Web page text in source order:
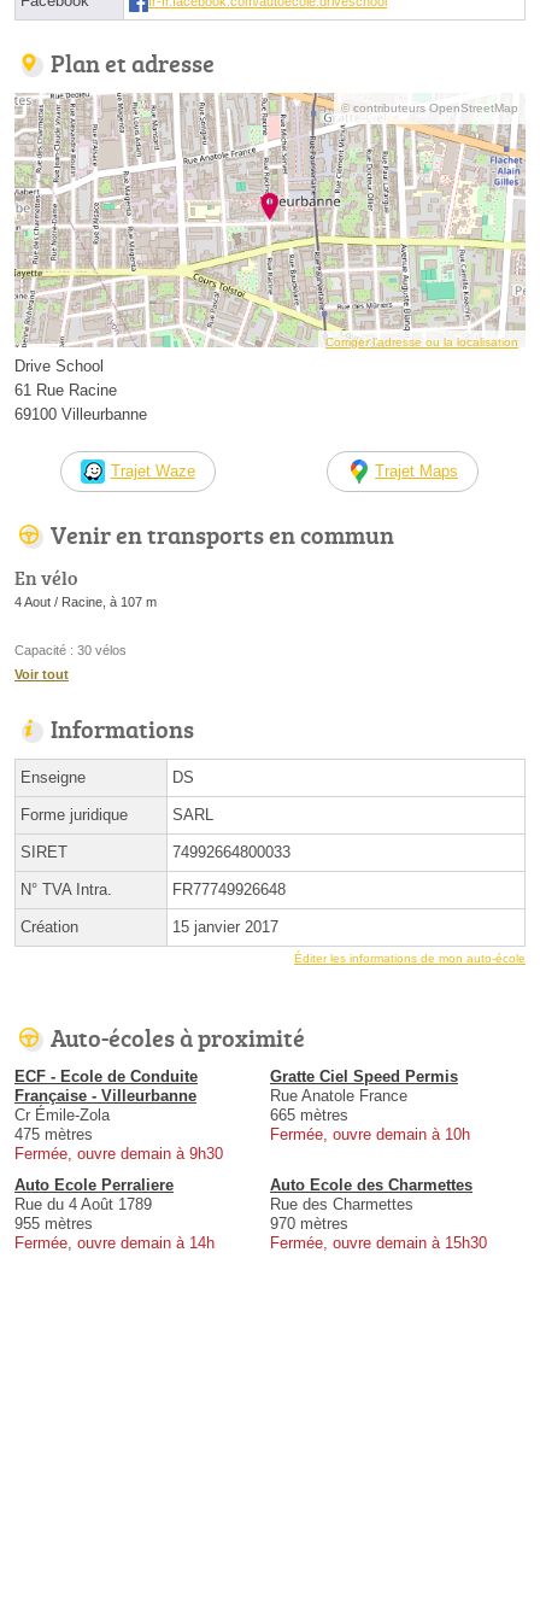
Plan et adresse
© contributeurs OpenStreetMap
Corriger l’adresse ou la localisation
Drive School
61 Rue Racine
69100 Villeurbanne
Trajet Waze Trajet Maps
Venir en transports en commun
En vélo
4 Aout / Racine, à 107 m
Capacité : 30 vélos
Voir tout
Informations
Enseigne DS
Forme juridique SARL
SIRET 74992664800033
N° TVA Intra. FR77749926648
Création 15 janvier 2017
Éditer les informations de mon auto-école
Auto-écoles à proximité
ECF - Ecole de Conduite
Française - Villeurbanne
Cr Émile-Zola
475 mètres
Fermée, ouvre demain à 9h30
Gratte Ciel Speed Permis
Rue Anatole France
665 mètres
Fermée, ouvre demain à 10h
Auto Ecole Perraliere
Rue du 4 Août 1789
955 mètres
Fermée, ouvre demain à 14h
Auto Ecole des Charmettes
Rue des Charmettes
970 mètres
Fermée, ouvre demain à 15h30